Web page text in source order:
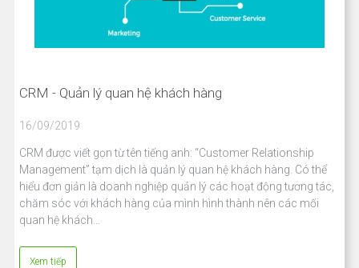
CRM - Quản lý quan hệ khách hàng
16/09/2019
CRM được viết gọn từ tên tiếng anh: “Customer Relationship
Management” tạm dịch là quản lý quan hệ khách hàng. Có thể
hiểu đơn giản là doanh nghiệp quản lý các hoạt động tương tác,
chăm sóc với khách hàng của mình hình thành nên các mối
quan hệ khách…
Xem tiếp